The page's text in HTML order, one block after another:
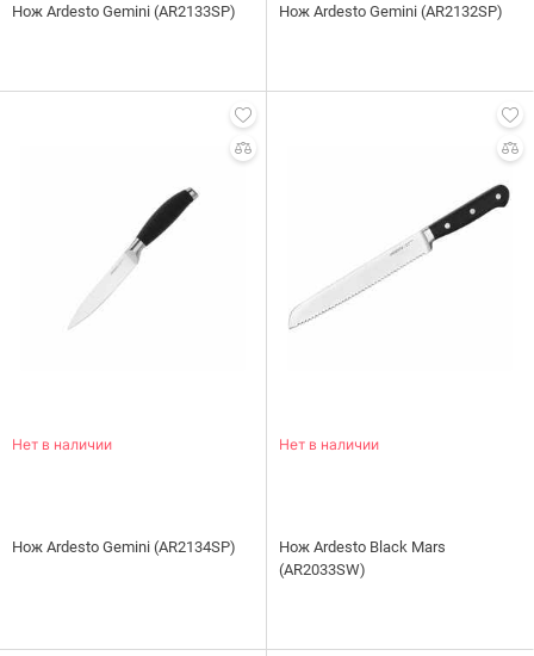
Нож Ardesto Gemini (AR2133SP) Нож Ardesto Gemini (AR2132SP)
Нет в наличии
Нож Ardesto Gemini (AR2134SP)
Нет в наличии
Нож Ardesto Black Mars
(AR2033SW)